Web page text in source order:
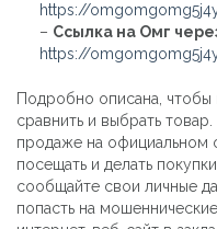
https://
– Ссылка на Омг
https://
Подробно описана, чтобы
сравнить и выбрать
продаже на официальном
посещать и делать
сообщайте свои личные
попасть на